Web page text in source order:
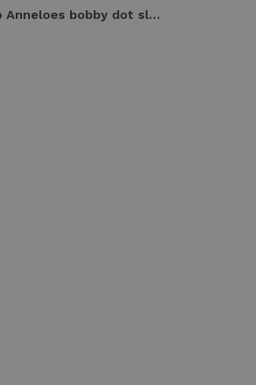
Studio Anneloes bobby dot sls blouse 14426 Blouse 9017 black/ecru